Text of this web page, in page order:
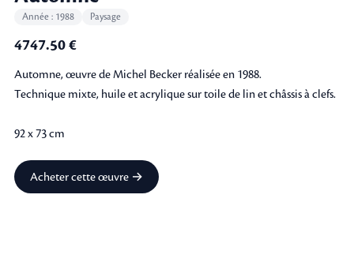
Année : 1988 Paysage
4747.50 €
Automne, œuvre de Michel Becker réalisée en 1988.
Technique mixte, huile et acrylique sur toile de lin et châssis à clefs.
92 x 73 cm
Acheter cette œuvre →